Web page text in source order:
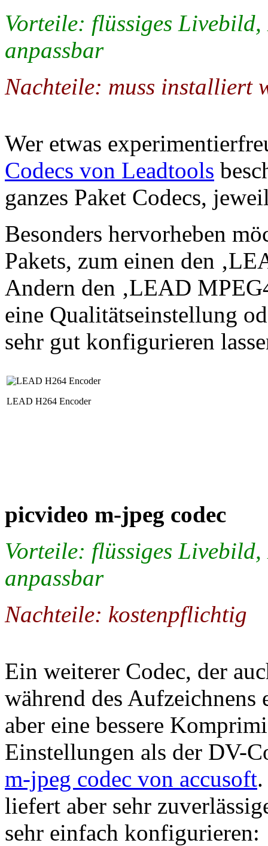
Vorteile: flüssiges
anpassbar
Nachteile: muss installiert
Wer etwas
Codecs von Leadtools
ganzes Paket Codecs,
Besonders hervorheben
Pakets, zum einen den
Andern den ‚LEAD
eine Qualitätseinstellung
sehr gut konfigurieren
LEAD H264 Encoder
picvideo m-jpeg codec
Vorteile: flüssiges
anpassbar
Nachteile: kostenpflichtig
Ein weiterer Codec, der
während des
aber eine bessere
Einstellungen als der DV-
m-jpeg codec von accusoft
liefert aber sehr
sehr einfach konfigurieren: